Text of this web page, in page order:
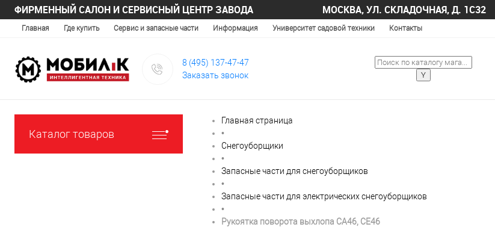
ФИРМЕННЫЙ САЛОН И СЕРВИСНЫЙ ЦЕНТР ЗАВОДА МОСКВА, УЛ. СКЛАДОЧНАЯ, Д. 1С32
Главная Где купить Сервис и запасные части Информация Университет садовой техники Контакты
8 (495) 137-47-47
Заказать звонок
Каталог товаров
Главная страница
•
Снегоуборщики
•
Запасные части для снегоуборщиков
•
Запасные части для электрических снегоуборщиков
•
Рукоятка поворота выхлопа CA46, CE46